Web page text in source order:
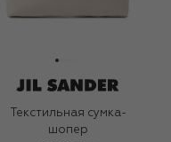
Текстильная сумка-
шопер